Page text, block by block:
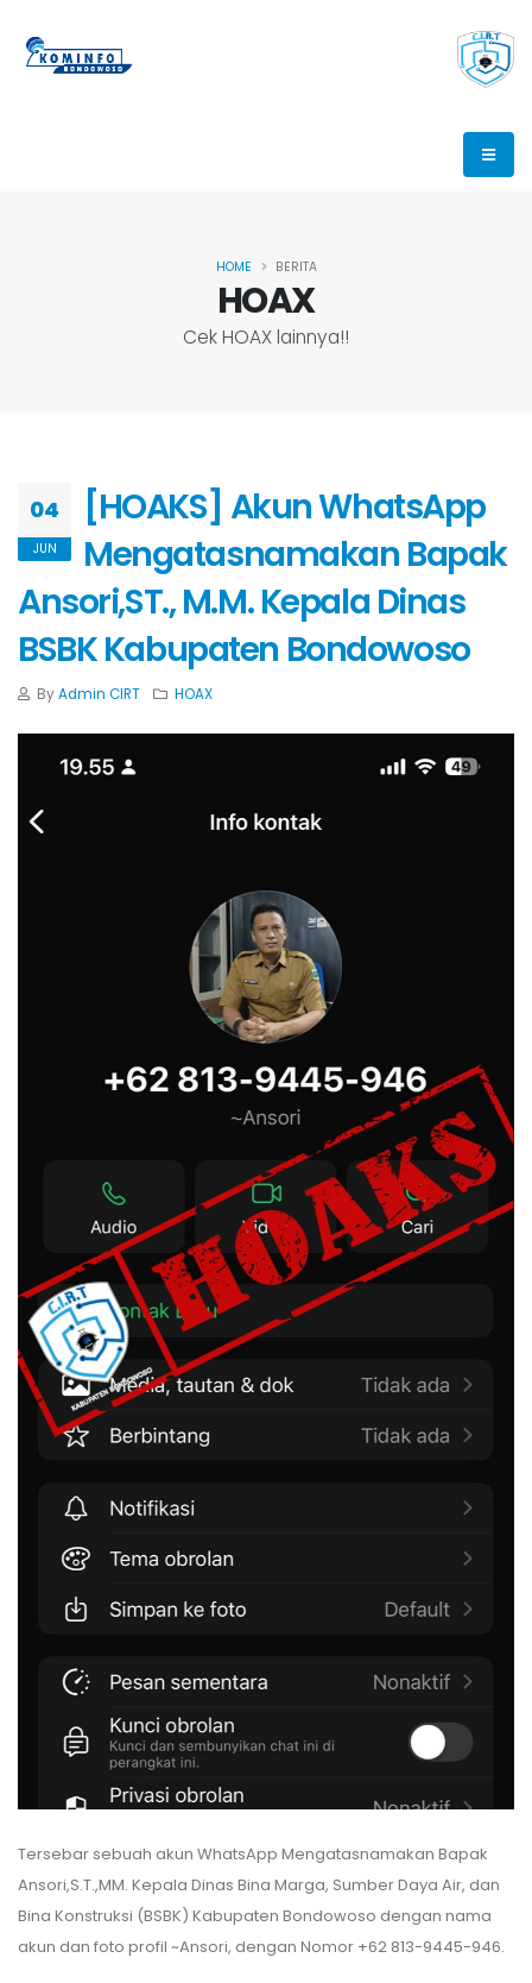
HOAX
Cek HOAX lainnya!!
HOME BERITA
04
JUN
[HOAKS] Akun WhatsApp
Mengatasnamakan Bapak
Ansori,ST., M.M. Kepala Dinas
BSBK Kabupaten Bondowoso
ByAdmin CIRT HOAX
Tersebar sebuah akun WhatsApp Mengatasnamakan Bapak
Ansori,S.T.,MM. Kepala Dinas Bina Marga, Sumber Daya Air, dan
Bina Konstruksi (BSBK) Kabupaten Bondowoso dengan nama
akun dan foto profil ~Ansori, dengan Nomor +62 813-9445-946.